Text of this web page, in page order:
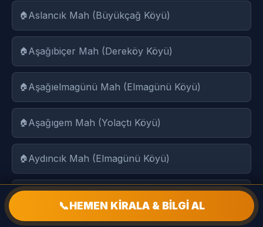
Aslancık Mah (Büyükçağ Köyü)
Aşağıbiçer Mah (Dereköy Köyü)
Aşağıelmagünü Mah (Elmagünü Köyü)
Aşağıgem Mah (Yolaçtı Köyü)
Aydıncık Mah (Elmagünü Köyü)
Aydınlı Mah (Yiğitbaşı Köyü)
📞HEMEN KİRALA & BİLGİ AL